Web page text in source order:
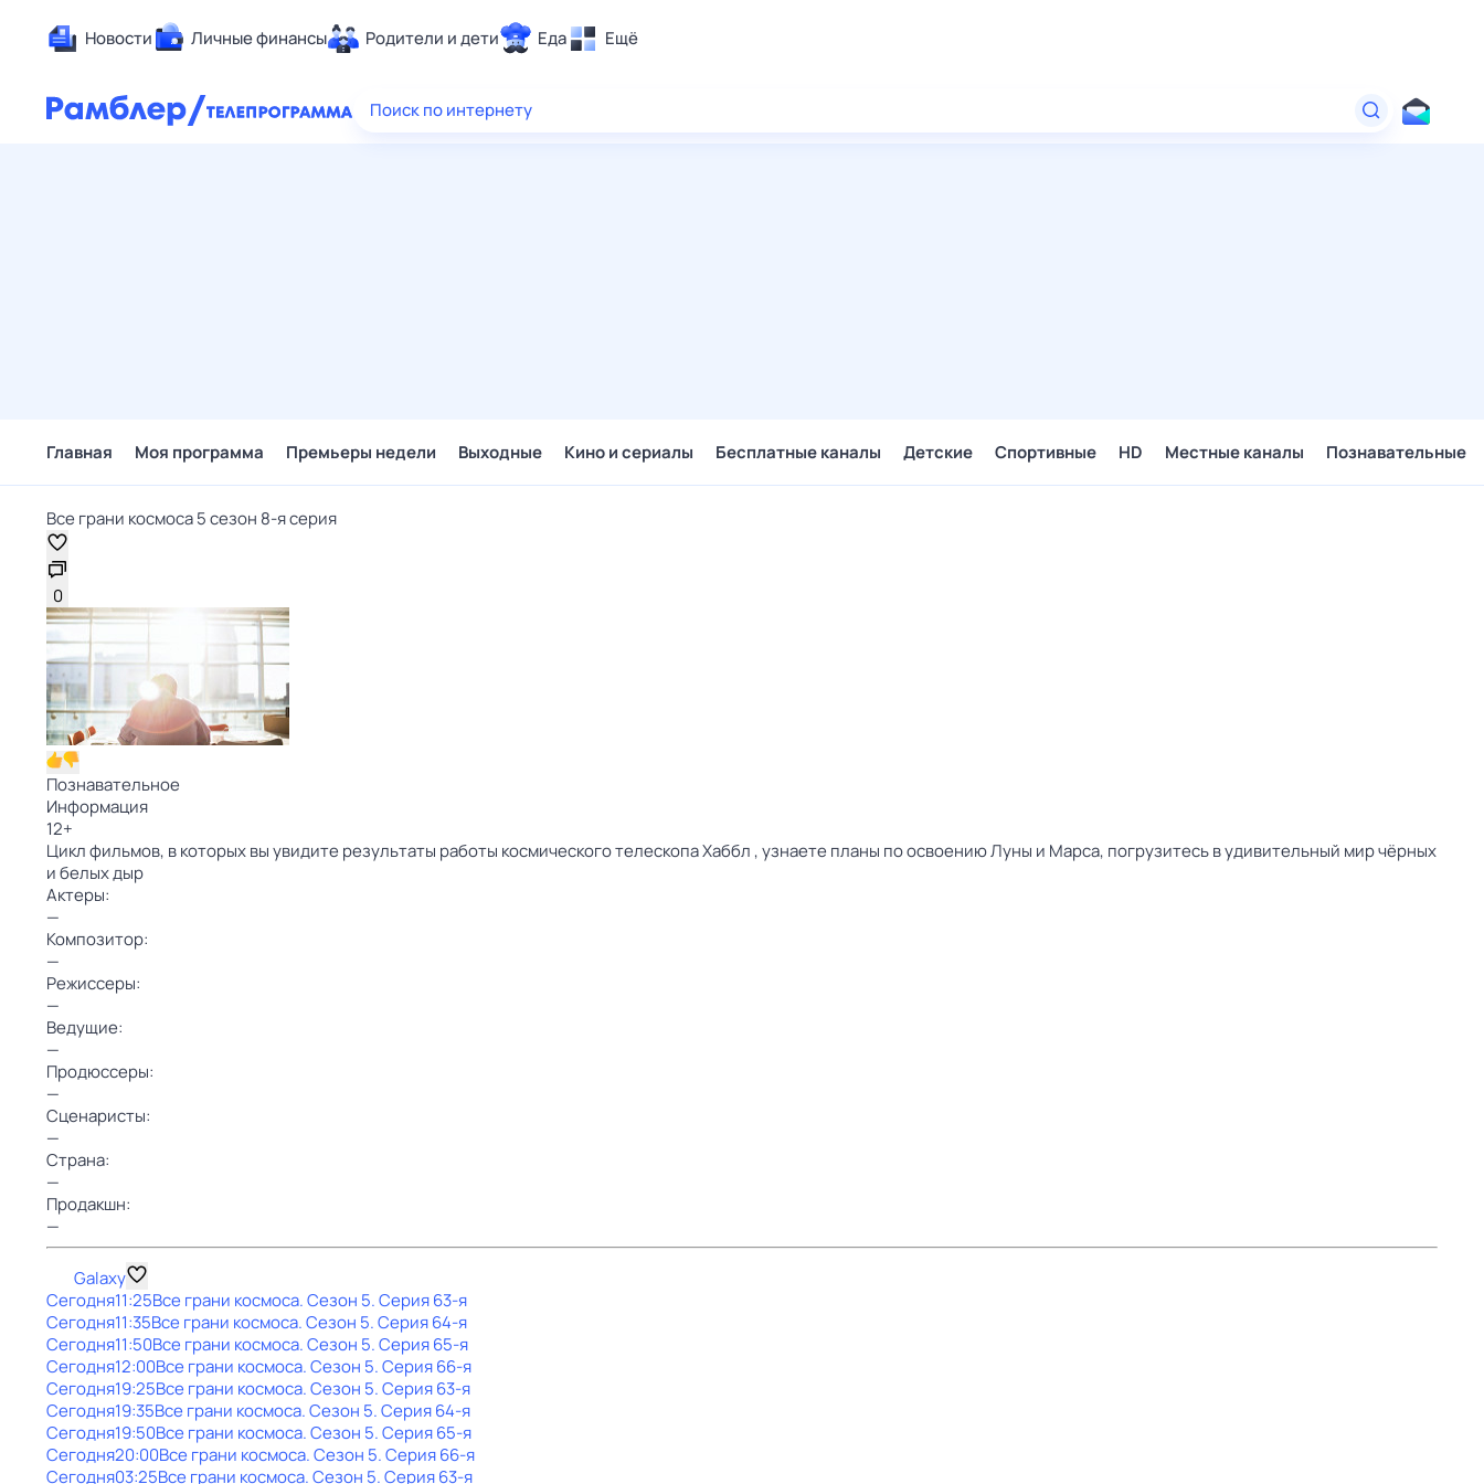
Новости Личные финансы Родители и дети Еда Ещё
Здоровье
Поиск по интернету
Главная Моя программа Премьеры недели Выходные Кино и сериалы Бесплатные каналы Детские Спортивные HD Местные каналы Познавательные
Все грани космоса 5 сезон 8-я серия
0
Познавательное
Информация
12+
Цикл фильмов, в которых вы увидите результаты работы космического телескопа Хаббл , узнаете планы по освоению Луны и Марса, погрузитесь в удивительный мир чёрных
и белых дыр
Актеры:
—
Композитор:
—
Режиссеры:
—
Ведущие:
—
Продюссеры:
—
Сценаристы:
—
Страна:
—
Продакшн:
—
Galaxy
Сегодня11:25Все грани космоса. Сезон 5. Серия 63-я
Сегодня11:35Все грани космоса. Сезон 5. Серия 64-я
Сегодня11:50Все грани космоса. Сезон 5. Серия 65-я
Сегодня12:00Все грани космоса. Сезон 5. Серия 66-я
Сегодня19:25Все грани космоса. Сезон 5. Серия 63-я
Сегодня19:35Все грани космоса. Сезон 5. Серия 64-я
Сегодня19:50Все грани космоса. Сезон 5. Серия 65-я
Сегодня20:00Все грани космоса. Сезон 5. Серия 66-я
Сегодня03:25Все грани космоса. Сезон 5. Серия 63-я